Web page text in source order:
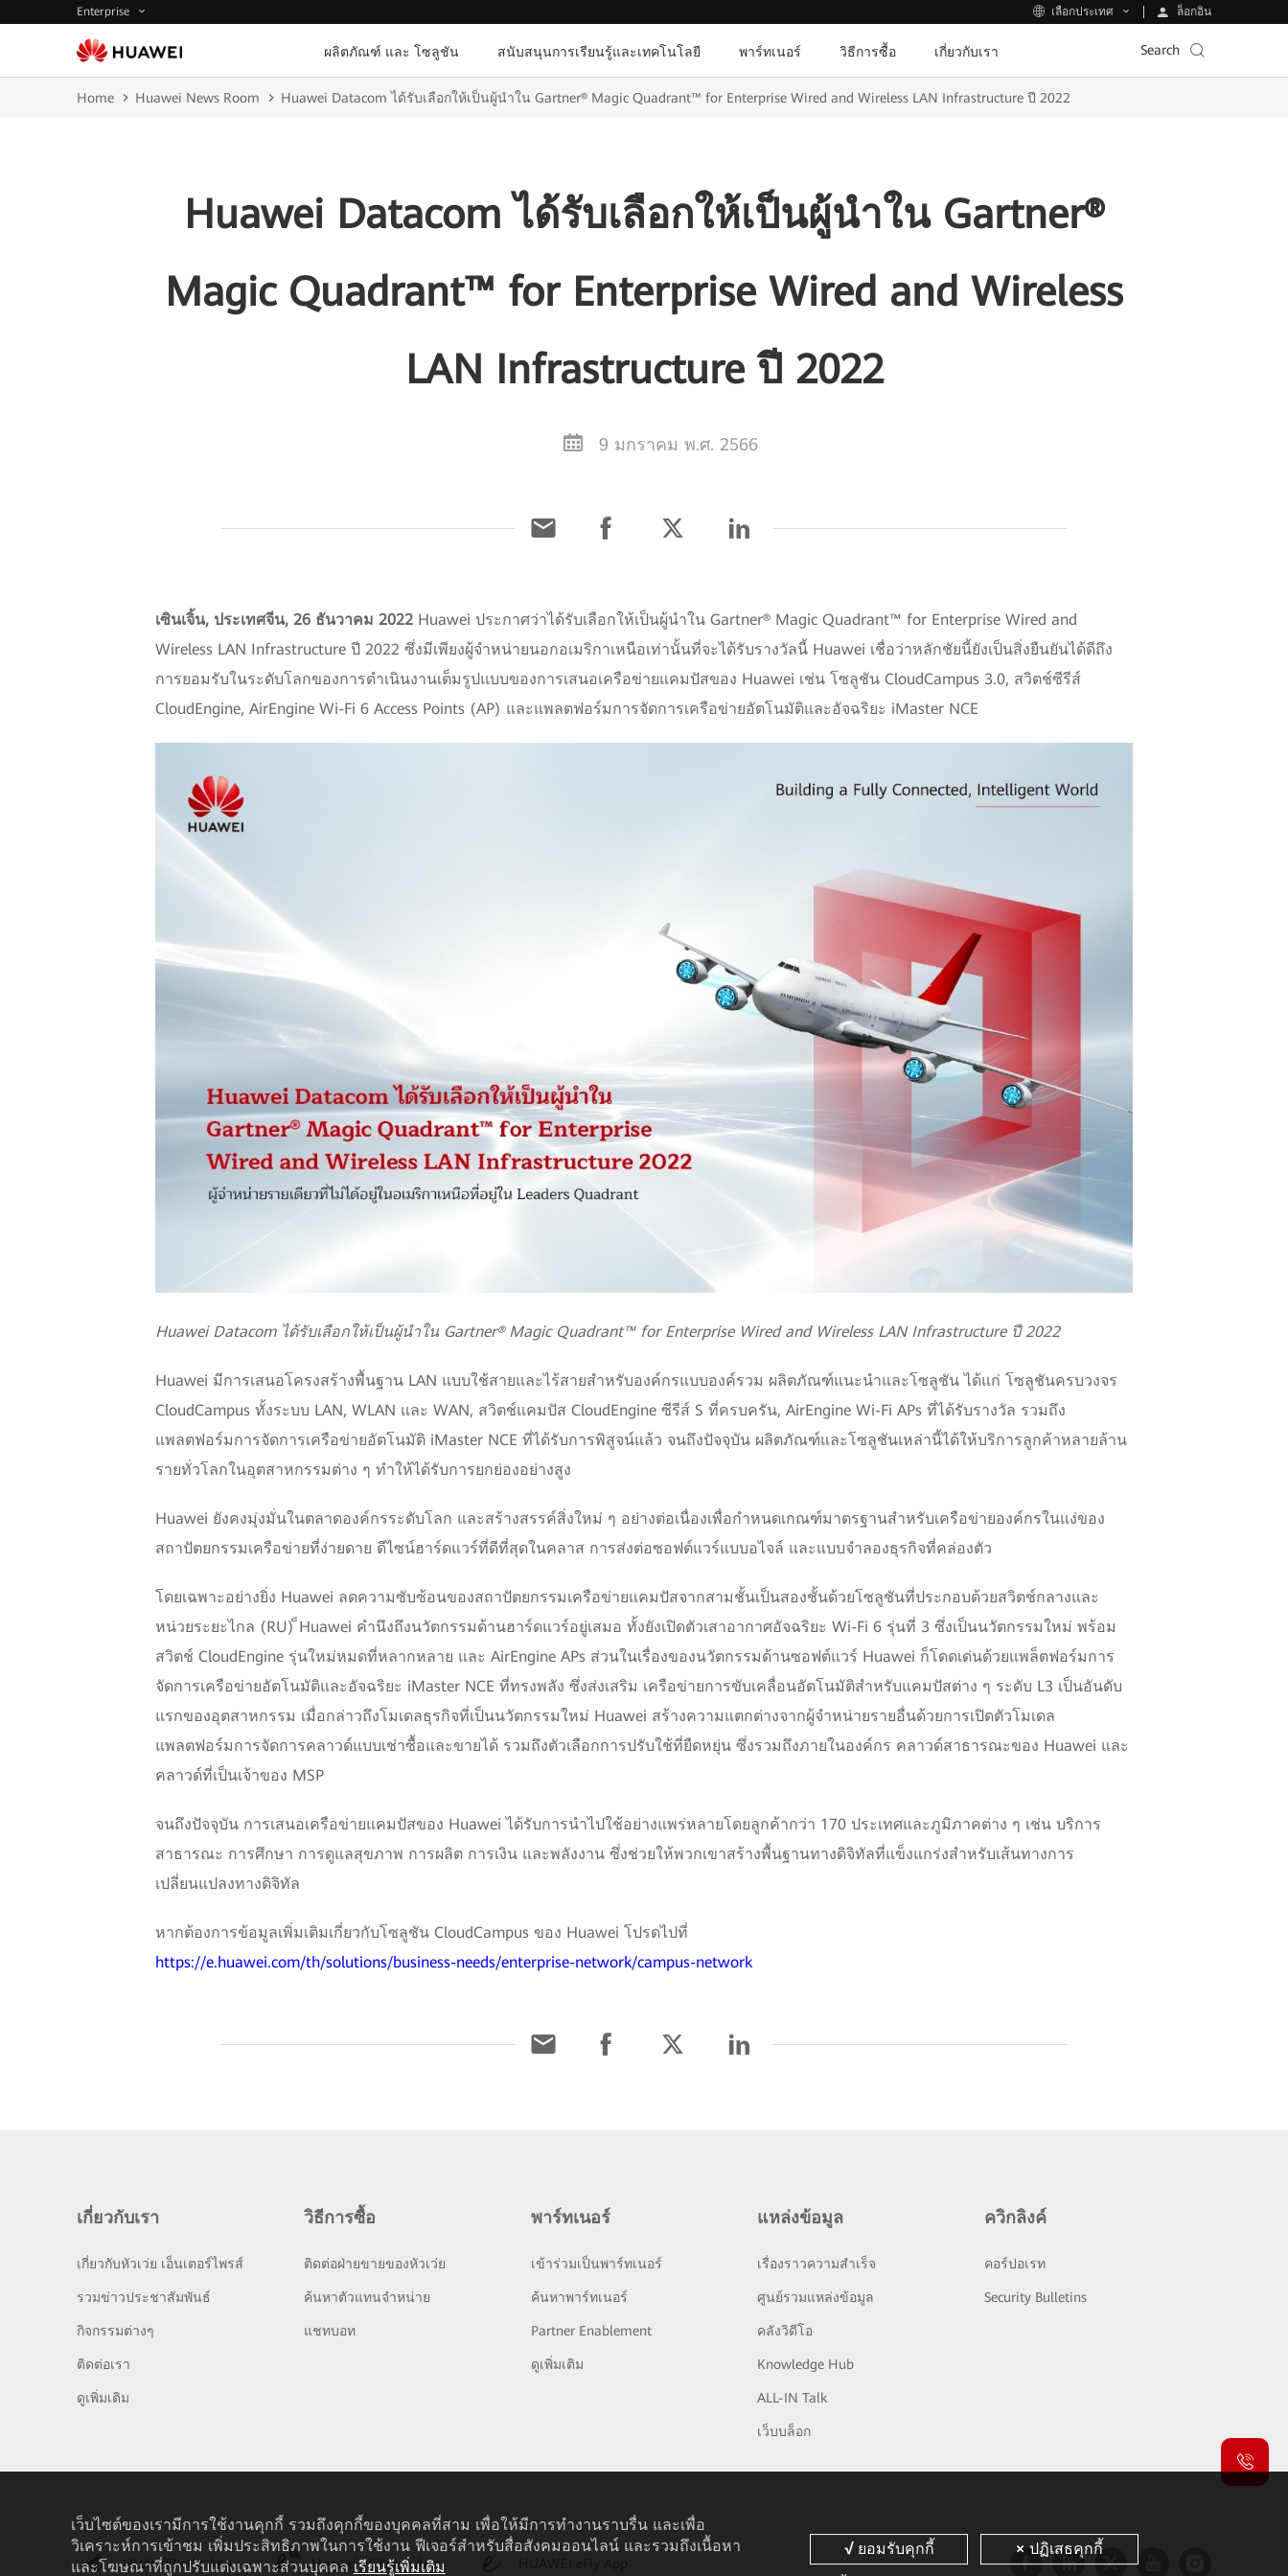
Enterprise เลือกประเทศ ล็อกอิน
ผลิตภัณฑ์ และ โซลูชัน สนับสนุนการเรียนรู้และเทคโนโลยี พาร์ทเนอร์ วิธีการซื้อ เกี่ยวกับเรา Search
Home Huawei News Room Huawei Datacom ได้รับเลือกให้เป็นผู้นำใน Gartner® Magic Quadrant™ for Enterprise Wired and Wireless LAN Infrastructure ปี 2022
Huawei Datacom ได้รับเลือกให้เป็นผู้นำใน Gartner®
Magic Quadrant™ for Enterprise Wired and Wireless
LAN Infrastructure ปี 2022
9 มกราคม พ.ศ. 2566
เซินเจิ้น, ประเทศจีน, 26 ธันวาคม 2022 Huawei ประกาศว่าได้รับเลือกให้เป็นผู้นำใน Gartner® Magic Quadrant™ for Enterprise Wired and
Wireless LAN Infrastructure ปี 2022 ซึ่งมีเพียงผู้จำหน่ายนอกอเมริกาเหนือเท่านั้นที่จะได้รับรางวัลนี้ Huawei เชื่อว่าหลักชัยนี้ยังเป็นสิ่งยืนยันได้ดีถึง
การยอมรับในระดับโลกของการดำเนินงานเต็มรูปแบบของการเสนอเครือข่ายแคมปัสของ Huawei เช่น โซลูชัน CloudCampus 3.0, สวิตช์ซีรีส์
CloudEngine, AirEngine Wi-Fi 6 Access Points (AP) และแพลตฟอร์มการจัดการเครือข่ายอัตโนมัติและอัจฉริยะ iMaster NCE
Huawei Datacom ได้รับเลือกให้เป็นผู้นำใน Gartner® Magic Quadrant™ for Enterprise Wired and Wireless LAN Infrastructure ปี 2022
Huawei มีการเสนอโครงสร้างพื้นฐาน LAN แบบใช้สายและไร้สายสำหรับองค์กรแบบองค์รวม ผลิตภัณฑ์แนะนำและโซลูชัน ได้แก่ โซลูชันครบวงจร
CloudCampus ทั้งระบบ LAN, WLAN และ WAN, สวิตช์แคมปัส CloudEngine ซีรีส์ S ที่ครบครัน, AirEngine Wi-Fi APs ที่ได้รับรางวัล รวมถึง
แพลตฟอร์มการจัดการเครือข่ายอัตโนมัติ iMaster NCE ที่ได้รับการพิสูจน์แล้ว จนถึงปัจจุบัน ผลิตภัณฑ์และโซลูชันเหล่านี้ได้ให้บริการลูกค้าหลายล้าน
รายทั่วโลกในอุตสาหกรรมต่าง ๆ ทำให้ได้รับการยกย่องอย่างสูง
Huawei ยังคงมุ่งมั่นในตลาดองค์กรระดับโลก และสร้างสรรค์สิ่งใหม่ ๆ อย่างต่อเนื่องเพื่อกำหนดเกณฑ์มาตรฐานสำหรับเครือข่ายองค์กรในแง่ของ
สถาปัตยกรรมเครือข่ายที่ง่ายดาย ดีไซน์ฮาร์ดแวร์ที่ดีที่สุดในคลาส การส่งต่อซอฟต์แวร์แบบอไจล์ และแบบจำลองธุรกิจที่คล่องตัว
โดยเฉพาะอย่างยิ่ง Huawei ลดความซับซ้อนของสถาปัตยกรรมเครือข่ายแคมปัสจากสามชั้นเป็นสองชั้นด้วยโซลูชันที่ประกอบด้วยสวิตช์กลางและ
หน่วยระยะไกล (RU) ็Huawei คำนึงถึงนวัตกรรมด้านฮาร์ดแวร์อยู่เสมอ ทั้งยังเปิดตัวเสาอากาศอัจฉริยะ Wi-Fi 6 รุ่นที่ 3 ซึ่งเป็นนวัตกรรมใหม่ พร้อม
สวิตช์ CloudEngine รุ่นใหม่หมดที่หลากหลาย และ AirEngine APs ส่วนในเรื่องของนวัตกรรมด้านซอฟต์แวร์ Huawei ก็โดดเด่นด้วยแพล็ตฟอร์มการ
จัดการเครือข่ายอัตโนมัติและอัจฉริยะ iMaster NCE ที่ทรงพลัง ซึ่งส่งเสริม เครือข่ายการขับเคลื่อนอัตโนมัติสำหรับแคมปัสต่าง ๆ ระดับ L3 เป็นอันดับ
แรกของอุตสาหกรรม เมื่อกล่าวถึงโมเดลธุรกิจที่เป็นนวัตกรรมใหม่ Huawei สร้างความแตกต่างจากผู้จำหน่ายรายอื่นด้วยการเปิดตัวโมเดล
แพลตฟอร์มการจัดการคลาวด์แบบเช่าซื้อและขายได้ รวมถึงตัวเลือกการปรับใช้ที่ยืดหยุ่น ซึ่งรวมถึงภายในองค์กร คลาวด์สาธารณะของ Huawei และ
คลาวด์ที่เป็นเจ้าของ MSP
จนถึงปัจจุบัน การเสนอเครือข่ายแคมปัสของ Huawei ได้รับการนำไปใช้อย่างแพร่หลายโดยลูกค้ากว่า 170 ประเทศและภูมิภาคต่าง ๆ เช่น บริการ
สาธารณะ การศึกษา การดูแลสุขภาพ การผลิต การเงิน และพลังงาน ซึ่งช่วยให้พวกเขาสร้างพื้นฐานทางดิจิทัลที่แข็งแกร่งสำหรับเส้นทางการ
เปลี่ยนแปลงทางดิจิทัล
หากต้องการข้อมูลเพิ่มเติมเกี่ยวกับโซลูชัน CloudCampus ของ Huawei โปรดไปที่
https://e.huawei.com/th/solutions/business-needs/enterprise-network/campus-network
เกี่ยวกับเรา
เกี่ยวกับหัวเว่ย เอ็นเตอร์ไพรส์
รวมข่าวประชาสัมพันธ์
กิจกรรมต่างๆ
ติดต่อเรา
ดูเพิ่มเติม
วิธีการซื้อ
ติดต่อฝ่ายขายของหัวเว่ย
ค้นหาตัวแทนจำหน่าย
แชทบอท
พาร์ทเนอร์
เข้าร่วมเป็นพาร์ทเนอร์
ค้นหาพาร์ทเนอร์
Partner Enablement
ดูเพิ่มเติม
แหล่งข้อมูล
เรื่องราวความสำเร็จ
ศูนย์รวมแหล่งข้อมูล
คลังวิดีโอ
Knowledge Hub
ALL-IN Talk
เว็บบล็อก
ควิกลิงค์
คอร์ปอเรท
Security Bulletins
HUAWEI eKit App Huawei HiKnow App
เว็บไซต์ของเรามีการใช้งานคุกกี้ รวมถึงคุกกี้ของบุคคลที่สาม เพื่อให้มีการทำงานราบรื่น และเพื่อ
วิเคราะห์การเข้าชม เพิ่มประสิทธิภาพในการใช้งาน ฟีเจอร์สำหรับสื่อสังคมออนไลน์ และรวมถึงเนื้อหา
และโฆษณาที่ถูกปรับแต่งเฉพาะส่วนบุคคล เรียนรู้เพิ่มเติม